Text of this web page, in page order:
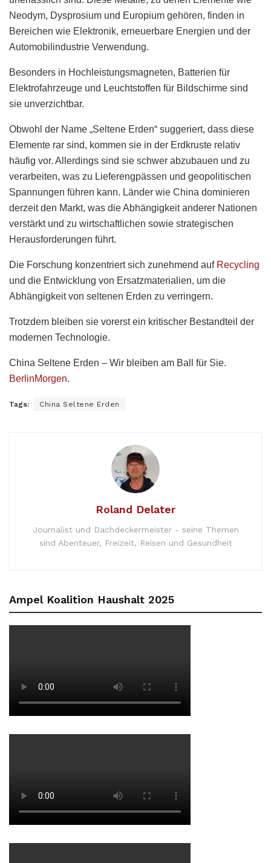
Neodym, Dysprosium und Europium gehören, finden in
Bereichen wie Elektronik, erneuerbare Energien und der
Automobilindustrie Verwendung.
Besonders in Hochleistungsmagneten, Batterien für
Elektrofahrzeuge und Leuchtstoffen für Bildschirme sind
sie unverzichtbar.
Obwohl der Name „Seltene Erden“ suggeriert, dass diese
Elemente rar sind, kommen sie in der Erdkruste relativ
häufig vor. Allerdings sind sie schwer abzubauen und zu
verarbeiten, was zu Lieferengpässen und geopolitischen
Spannungen führen kann. Länder wie China dominieren
derzeit den Markt, was die Abhängigkeit anderer Nationen
verstärkt und zu wirtschaftlichen sowie strategischen
Herausforderungen führt.
Die Forschung konzentriert sich zunehmend auf Recycling
und die Entwicklung von Ersatzmaterialien, um die
Abhängigkeit von seltenen Erden zu verringern.
Trotzdem bleiben sie vorerst ein kritischer Bestandteil der
modernen Technologie.
China Seltene Erden – Wir bleiben am Ball für Sie.
BerlinMorgen.
Tags: China Seltene Erden
Roland Delater
Journalist und Dachdeckermeister - seine Themen
sind Abenteuer, Freizeit, Reisen und Gesundheit
Ampel Koalition Haushalt 2025